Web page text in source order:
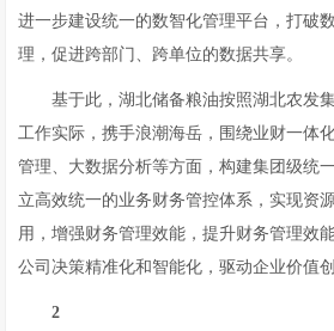
进一步建设统一的数智化管理平台，打破
理，促进跨部门、跨单位的数据共享。
基于此，湖北储备粮油按照湖北农发
工作实际，携手浪潮海岳，围绕业财一体
管理、大数据分析等方面，构建集团级统
立高效统一的业务财务管控体系，实现资
用，增强财务管理效能，提升财务管理效
公司决策精准化和智能化，驱动企业价值
2